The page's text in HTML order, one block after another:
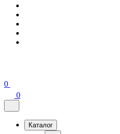
0
0
Каталог